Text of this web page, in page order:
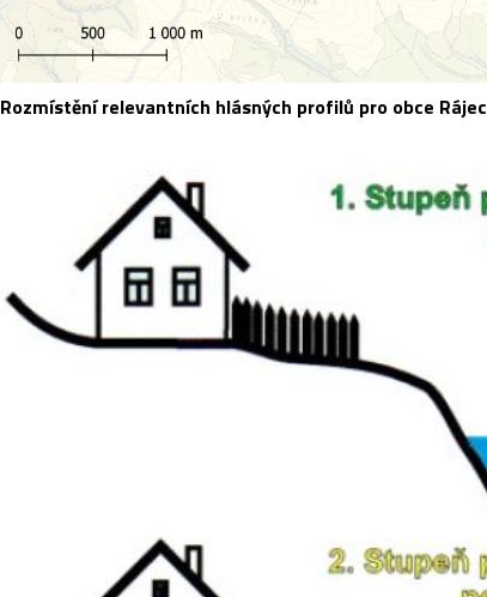
Rozmístění relevantních hlásných profilů pro obce Rájec